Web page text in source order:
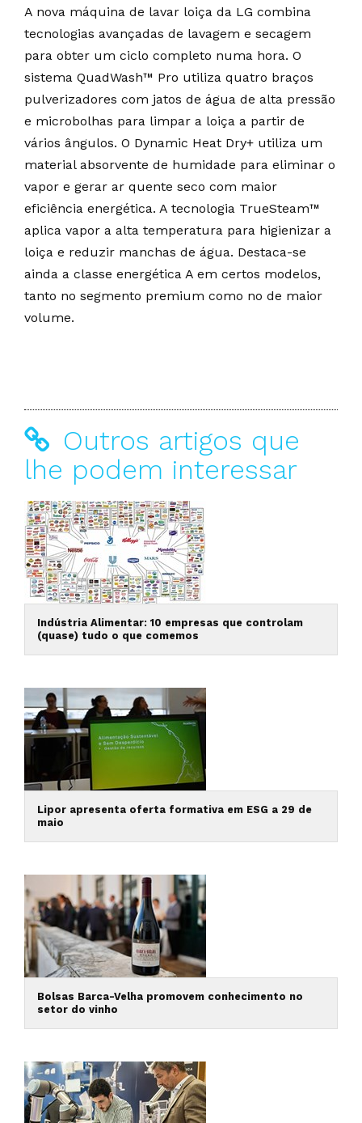
A nova máquina de lavar loiça da LG combina
tecnologias avançadas de lavagem e secagem
para obter um ciclo completo numa hora. O
sistema QuadWash™ Pro utiliza quatro braços
pulverizadores com jatos de água de alta pressão
e microbolhas para limpar a loiça a partir de
vários ângulos. O Dynamic Heat Dry+ utiliza um
material absorvente de humidade para eliminar o
vapor e gerar ar quente seco com maior
eficiência energética. A tecnologia TrueSteam™
aplica vapor a alta temperatura para higienizar a
loiça e reduzir manchas de água. Destaca-se
ainda a classe energética A em certos modelos,
tanto no segmento premium como no de maior
volume.
Outros artigos que
lhe podem interessar
Indústria Alimentar: 10 empresas que controlam
(quase) tudo o que comemos
Lipor apresenta oferta formativa em ESG a 29 de
maio
Bolsas Barca-Velha promovem conhecimento no
setor do vinho